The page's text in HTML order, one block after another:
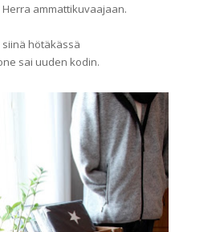
ammattikuvaajaan.
siinä hötäkässä
sai uuden kodin.